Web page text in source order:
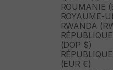
ROUMANIE
ROYAUME-
RWANDA
(DOP $)
(EUR €)